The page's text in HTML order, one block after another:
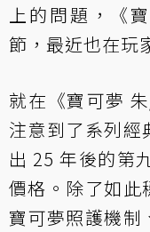
上的問題，《
節，最近也在玩
就在《寶可夢
注意到了系列經
出 25 年後的第
價格。除了如此
寶可夢照護機制